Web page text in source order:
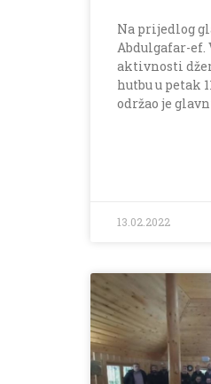
Na prijedlog
Abdulgafar-ef.
aktivnosti
hutbu u petak
održao je
13.02.2022